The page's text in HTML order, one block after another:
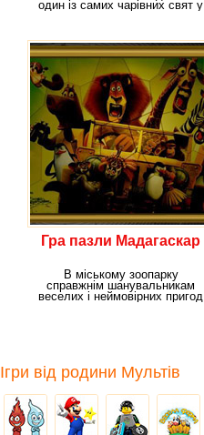
один із самих чарівних свят у
Гра пазли Мадагаскар
В міському зоопарку
справжнім шанувальникам
веселих і неймовірних пригод
Ігри від родини Мультів